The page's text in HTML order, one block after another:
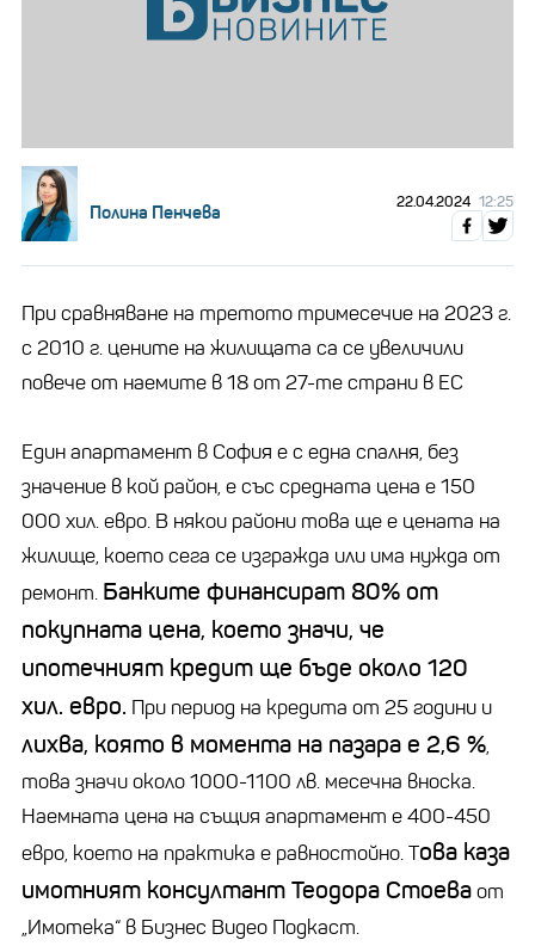
Полина Пенчева 22.04.2024 12:25
При сравняване на третото тримесечие на 2023 г.
с 2010 г. цените на жилищата са се увеличили
повече от наемите в 18 от 27-те страни в ЕС
Един апартамент в София е с една спалня, без
значение в кой район, е със средната цена е 150
000 хил. евро. В някои райони това ще е цената на
жилище, което сега се изгражда или има нужда от
ремонт. Банките финансират 80% от
покупната цена, което значи, че
ипотечният кредит ще бъде около 120
хил. евро. При период на кредита от 25 години и
лихва, която в момента на пазара е 2,6 %,
това значи около 1000-1100 лв. месечна вноска.
Наемната цена на същия апартамент е 400-450
евро, което на практика е равностойно. Това каза
имотният консултант Теодора Стоеваот
„Имотека“ в Бизнес Видео Подкаст.